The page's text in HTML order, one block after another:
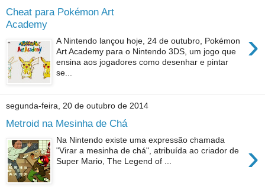
Cheat para Pokémon Art
Academy
›
A Nintendo lançou hoje, 24 de outubro, Pokémon
Art Academy para o Nintendo 3DS, um jogo que
ensina aos jogadores como desenhar e pintar
se...
segunda-feira, 20 de outubro de 2014
Metroid na Mesinha de Chá
›
Na Nintendo existe uma expressão chamada
"Virar a mesinha de chá", atribuída ao criador de
Super Mario, The Legend of ...